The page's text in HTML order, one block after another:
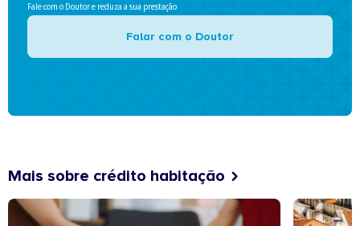
Fale com o Doutor e reduza a sua prestação
Falar com o Doutor
Mais sobre crédito habitação